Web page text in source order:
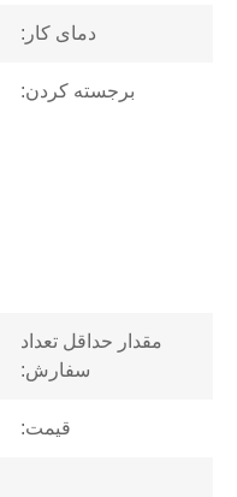
دمای کار:
برجسته کردن:
مقدار حداقل تعداد
سفارش:
قیمت: